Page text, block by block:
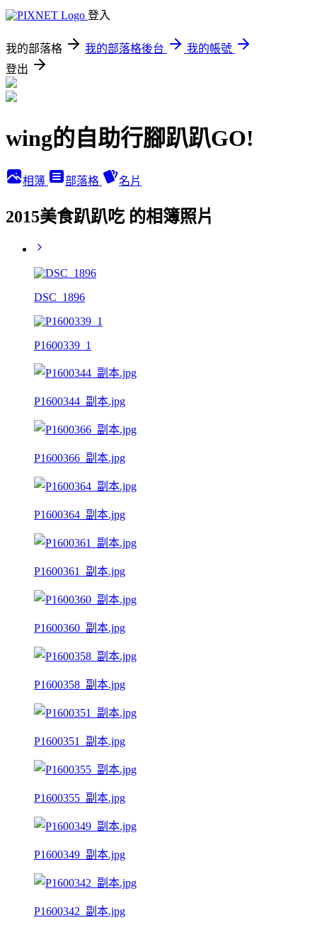
登入
我的部落格 我的部落格後台
我的帳號
登出
wing的自助行腳趴趴GO!
相簿 部落格 名片
2015美食趴趴吃 的相簿照片
DSC_1896
P1600339_1
P1600344_副本.jpg
P1600366_副本.jpg
P1600364_副本.jpg
P1600361_副本.jpg
P1600360_副本.jpg
P1600358_副本.jpg
P1600351_副本.jpg
P1600355_副本.jpg
P1600349_副本.jpg
P1600342_副本.jpg